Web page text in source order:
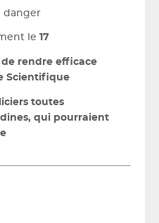
danger
le 17
rendre efficace
Scientifique
toutes
qui pourraient